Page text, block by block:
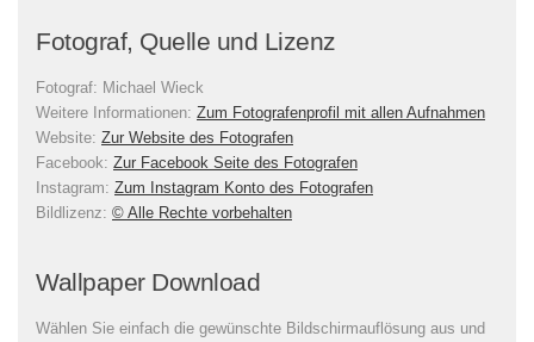
Fotograf, Quelle und Lizenz
Fotograf: Michael Wieck
Weitere Informationen: Zum Fotografenprofil mit allen Aufnahmen
Website: Zur Website des Fotografen
Facebook: Zur Facebook Seite des Fotografen
Instagram: Zum Instagram Konto des Fotografen
Bildlizenz: © Alle Rechte vorbehalten
Wallpaper Download
Wählen Sie einfach die gewünschte Bildschirmauflösung aus und